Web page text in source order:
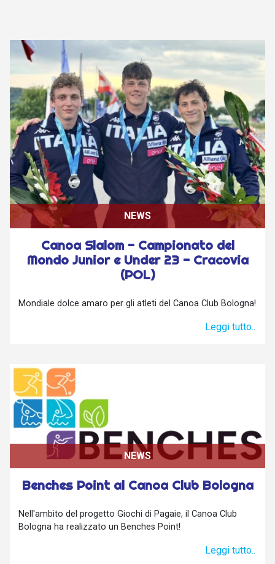
Canoa Slalom - Campionato del
Mondo Junior e Under 23 - Cracovia
(POL)
NEWS
Mondiale dolce amaro per gli atleti del Canoa Club Bologna!
Leggi tutto..
Benches Point al Canoa Club Bologna
NEWS
Nell'ambito del progetto Giochi di Pagaie, il Canoa Club
Bologna ha realizzato un Benches Point!
Leggi tutto..